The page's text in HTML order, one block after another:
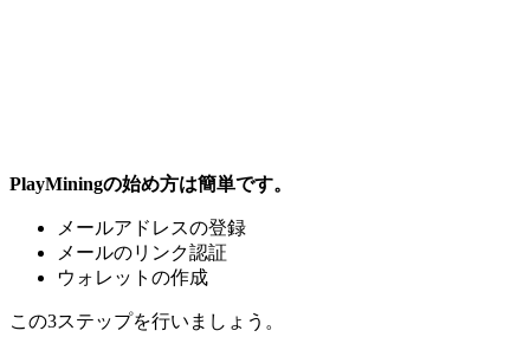
PlayMiningの始め方は簡単です。
メールアドレスの登録
メールのリンク認証
ウォレットの作成
この3ステップを行いましょう。